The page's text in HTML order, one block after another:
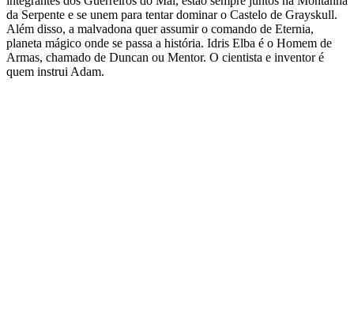
da Serpente e se unem para tentar dominar o Castelo de Grayskull.
Além disso, a malvadona quer assumir o comando de Eternia,
planeta mágico onde se passa a história. Idris Elba é o Homem de
Armas, chamado de Duncan ou Mentor. O cientista e inventor é
quem instrui Adam.